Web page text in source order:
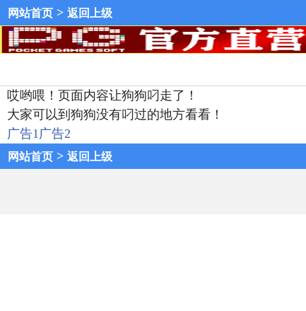
网站首页 > 返回上级
哎哟喂！页面内容让狗狗叼走了！
大家可以到狗狗没有叼过的地方看看！
广告1广告2
网站首页 > 返回上级